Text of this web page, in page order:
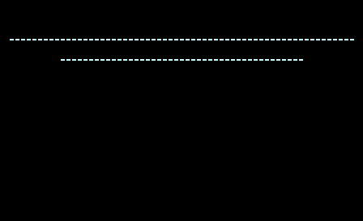
-------------------------------------------------------------
-------------------------------------------